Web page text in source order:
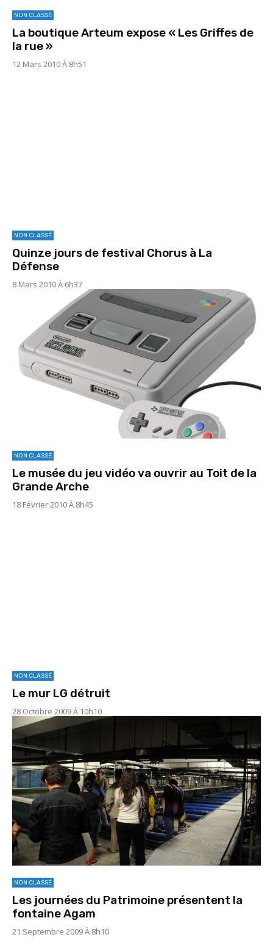
NON CLASSÉ
La boutique Arteum expose « Les Griffes de
la rue »
12 Mars 2010 À 8h51
NON CLASSÉ
Quinze jours de festival Chorus à La
Défense
8 Mars 2010 À 6h37
NON CLASSÉ
Le musée du jeu vidéo va ouvrir au Toit de la
Grande Arche
18 Février 2010 À 8h45
NON CLASSÉ
Le mur LG détruit
28 Octobre 2009 À 10h10
NON CLASSÉ
Les journées du Patrimoine présentent la
fontaine Agam
21 Septembre 2009 À 8h10